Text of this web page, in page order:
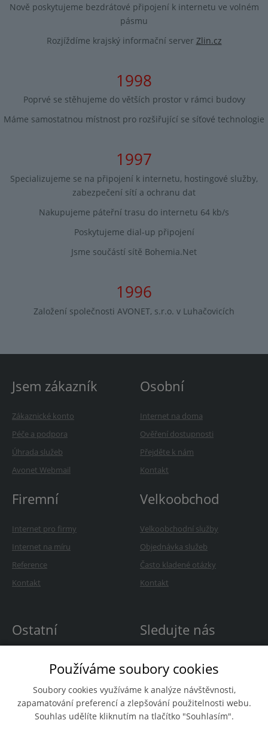
Nově poskytujeme bezdrátové připojení k internetu ve volném
pásmu
Rozjíždíme krajský informační server Zlin.cz
1998
Poprvé se stěhujeme do větších prostor v rámci budovy
Máme samostatnou místnost pro rozšiřující se síťové technologie
1997
Specializujeme se na připojení k internetu, hostingové služby,
zabezpečení sítí a ochranu dat
Nakupujeme páteřní trasu do internetu 64 kb/s
Poskytujeme dial-up připojení
Jsme součástí sítě Bohemia.Net
1996
Založení společnosti AVONET, s.r.o. v Luhačovicích
Jsem zákazník
Zákaznické konto
Péče a podpora
Úhrada služeb
Avonet Webmail
Osobní
Internet na doma
Ověření dostupnosti
Přejděte k nám
Kontakt
Firemní
Internet pro firmy
Internet na míru
Reference
Kontakt
Velkoobchod
Velkoobchodní služby
Objednávka služeb
Často kladené otázky
Kontakt
Ostatní
Novinky
Sledujte nás
Používáme soubory cookies
Soubory cookies využíváme k analýze návštěvnosti,
zapamatování preferencí a zlepšování použitelnosti webu.
Souhlas udělíte kliknutím na tlačítko "Souhlasím".